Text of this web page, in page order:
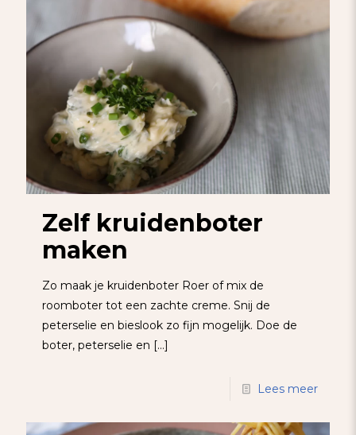
Zelf kruidenboter
maken
Zo maak je kruidenboter Roer of mix de
roomboter tot een zachte creme. Snij de
peterselie en bieslook zo fijn mogelijk. Doe de
boter, peterselie en […]
Lees meer